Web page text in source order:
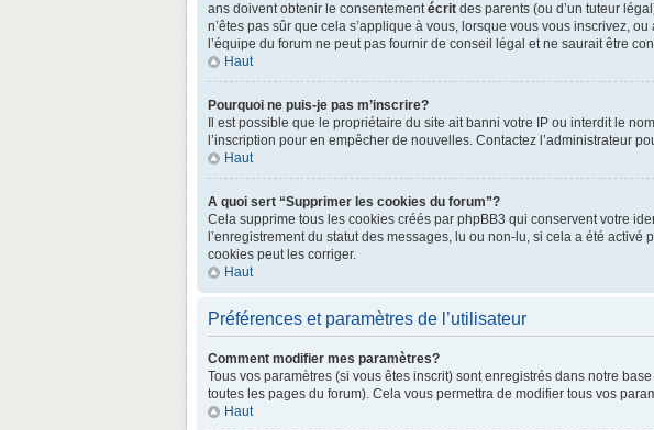
ans doivent obtenir le consentementécrit des parents (ou d’un tuteur
n’êtes pas sûr que cela s’applique à vous, lorsque vous vous inscrivez,
l’équipe du forum ne peut pas fournir de conseil légal et ne saurait être
Haut
Pourquoi ne puis-je pas m’inscrire?
Il est possible que le propriétaire du site ait banni votre IP ou interdit le
l’inscription pour en empêcher de nouvelles. Contactez l’administrateur
Haut
A quoi sert “Supprimer les cookies du forum”?
Cela supprime tous les cookies créés par phpBB3 qui conservent votre
l’enregistrement du statut des messages, lu ou non-lu, si cela a été
cookies peut les corriger.
Haut
Préférences et paramètres de l’utilisateur
Comment modifier mes paramètres?
Tous vos paramètres (si vous êtes inscrit) sont enregistrés dans notre
toutes les pages du forum). Cela vous permettra de modifier tous vos
Haut